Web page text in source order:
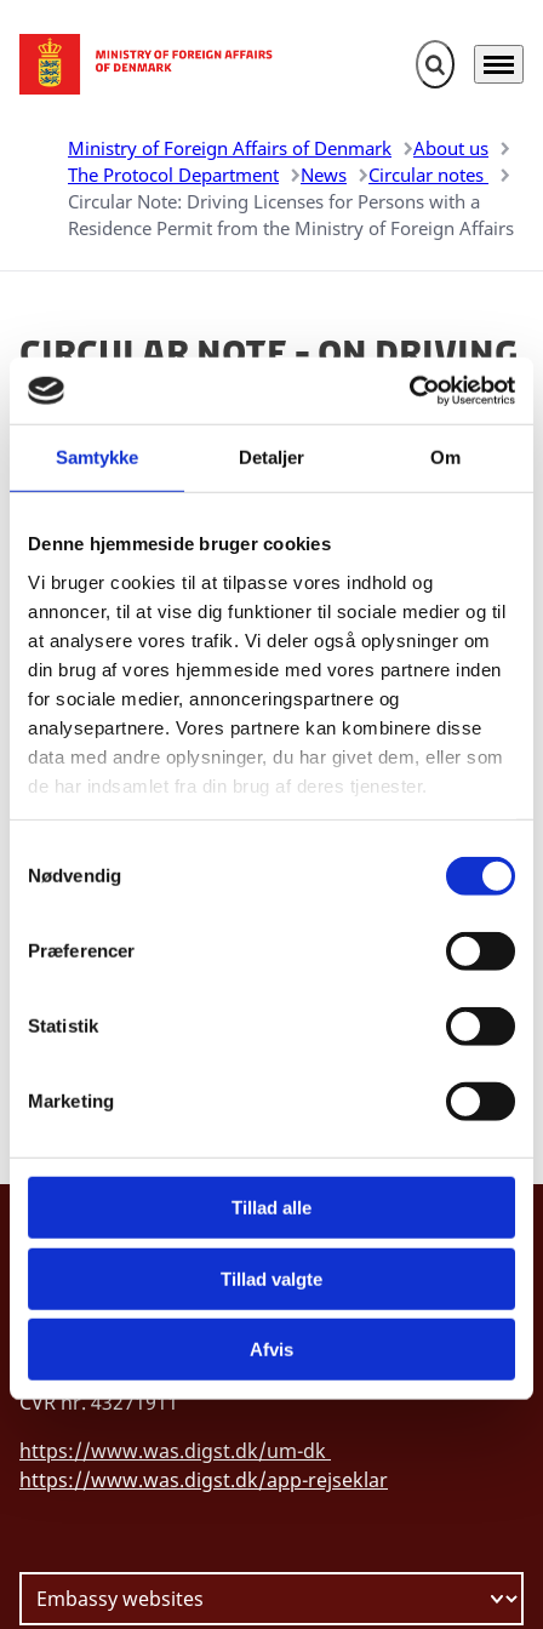
Samtykke Detaljer Om
Denne hjemmeside bruger cookies
Vi bruger cookies til at tilpasse vores indhold og
annoncer, til at vise dig funktioner til sociale medier og til
at analysere vores trafik. Vi deler også oplysninger om
din brug af vores hjemmeside med vores partnere inden
for sociale medier, annonceringspartnere og
analysepartnere. Vores partnere kan kombinere disse
data med andre oplysninger, du har givet dem, eller som
de har indsamlet fra din brug af deres tjenester.
Nødvendig
Præferencer
Statistik
Marketing
Tillad alle
Tillad valgte
Afvis
Go to frontpage Expand search
Menu
Ministry of Foreign Affairs of Denmark
About us
The Protocol Department
News
Circular notes
Circular Note: Driving Licenses for Persons with a
Residence Permit from the Ministry of Foreign Affairs
Circular Note - On Driving
Licenses
02.07.2026
Share on Facebook
Share on X (Twitter)
Share on LinkedIn
PRO Ref. 25/10570
Copenhagen, 2 July 2026
Consulates accredited to and resident in Denmark,
Heads of International Organisations and
Please findCircular Note
on Driving Licenses for
Foreign Affairs
Protocol Department
MINISTRY OF FOREIGN AFFAIRS OF
Asiatisk Plads 2
CVR nr. 43271911
https://www.was.digst.dk/um-dk
https://www.was.digst.dk/app-rejseklar